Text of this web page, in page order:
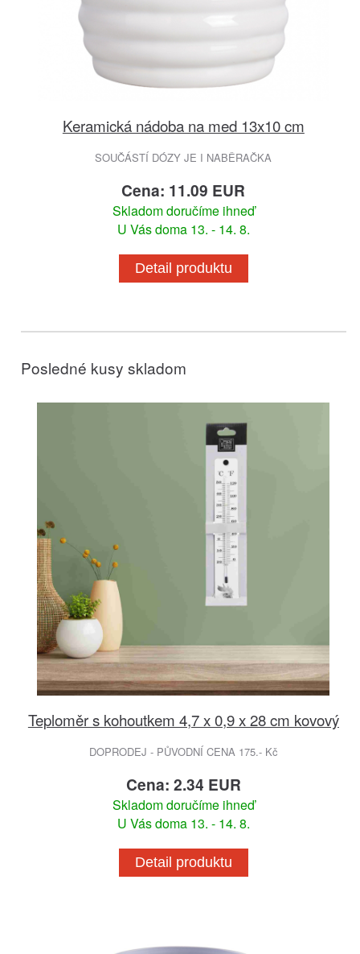
Keramická nádoba na med 13x10 cm
SOUČÁSTÍ DÓZY JE I NABĚRAČKA
Cena: 11.09 EUR
Skladom doručíme ihneď
U Vás doma 13. - 14. 8.
Detail produktu
Posledné kusy skladom
Teploměr s kohoutkem 4,7 x 0,9 x 28 cm kovový
DOPRODEJ - PŮVODNÍ CENA 175.- Kč
Cena: 2.34 EUR
Skladom doručíme ihneď
U Vás doma 13. - 14. 8.
Detail produktu